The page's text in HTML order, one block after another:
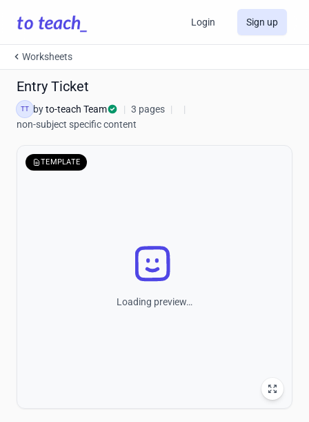
Login Sign up
Worksheets
Entry Ticket
TT byto-teach Team | 3 pages |
|
non-subject specific content
TEMPLATE
Loading preview…